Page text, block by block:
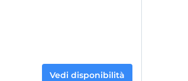
Vedi disponibilità